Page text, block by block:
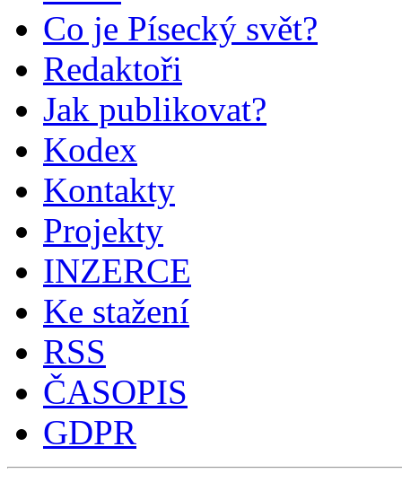
Co je Písecký svět?
Redaktoři
Jak publikovat?
Kodex
Kontakty
Projekty
INZERCE
Ke stažení
RSS
ČASOPIS
GDPR